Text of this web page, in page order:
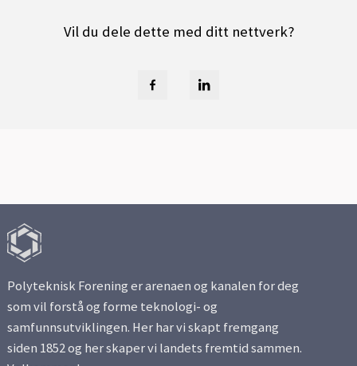
Vil du dele dette med ditt nettverk?
Polyteknisk Forening er arenaen og kanalen for deg
som vil forstå og forme teknologi- og
samfunnsutviklingen. Her har vi skapt fremgang
siden 1852 og her skaper vi landets fremtid sammen.